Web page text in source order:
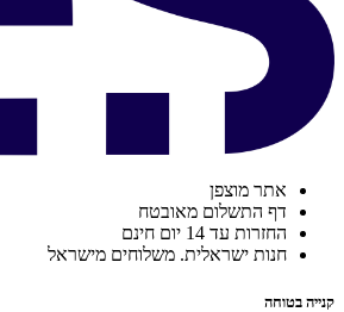
אתר מוצפן
דף התשלום מאובטח
החזרות עד 14 יום חינם
חנות ישראלית. משלוחים מישראל
קנייה בטוחה